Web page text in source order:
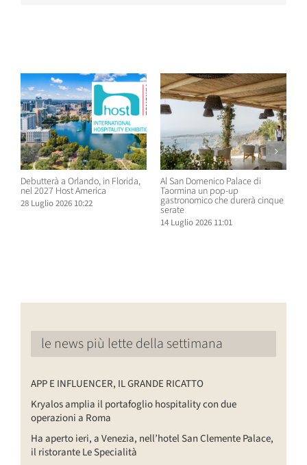
Debutterà a Orlando, in Florida,
nel 2027 Host America
28 Luglio 2026 10:22
Al San Domenico Palace di
Taormina un pop-up
gastronomico che durerà cinque
serate
14 Luglio 2026 11:01
le news più lette della settimana
APP E INFLUENCER, IL GRANDE RICATTO
Kryalos amplia il portafoglio hospitality con due
operazioni a Roma
Ha aperto ieri, a Venezia, nell’hotel San Clemente Palace,
il ristorante Le Specialità